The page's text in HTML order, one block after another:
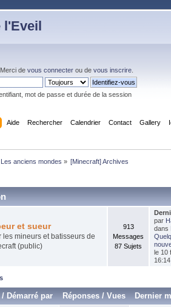
l'Eveil
. Merci de vous connecter ou de vous inscrire
mot de passe et durée de la session
Aide Rechercher Calendrier Contact Gallery
Les anciens mondes » [Minecraft] Archives
et sueur
les mineurs et batisseurs de
(public)
913
Messages
87 Sujets
par
dans
le 10
/ Démarré par Réponses / Vues Dernier